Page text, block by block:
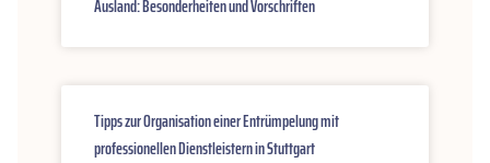
Ausland: Besonderheiten und Vorschriften
Tipps zur Organisation einer Entrümpelung mit
professionellen Dienstleistern in Stuttgart